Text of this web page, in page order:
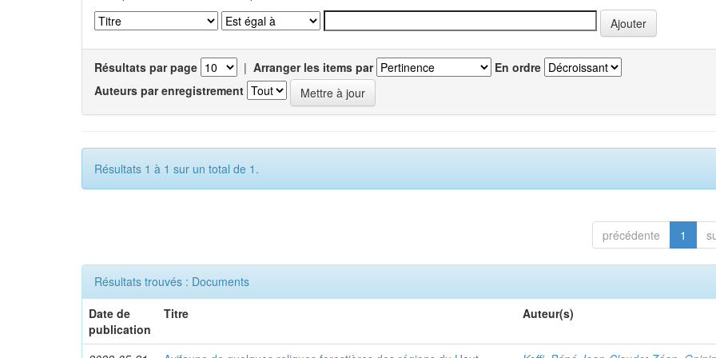
Résultats par page | Arranger les items par
En ordre
Auteurs par enregistrement
Résultats 1 à 1 sur un total de 1.
précédente 1
Résultats trouvés : Documents
Date de
publication
Titre Auteur(s)